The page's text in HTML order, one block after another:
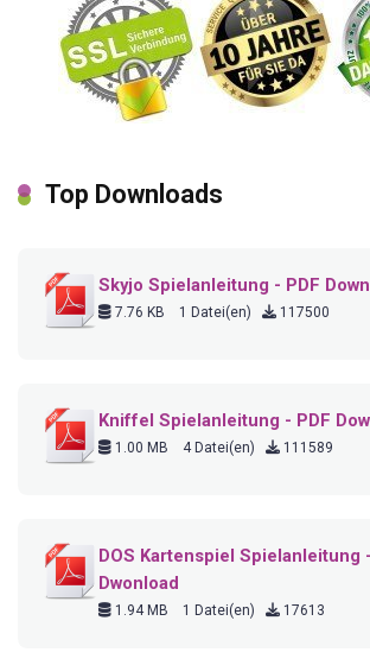
Top Downloads
Skyjo Spielanleitung - PDF
7.76 KB 1 Datei(en) 117500
Kniffel Spielanleitung - PDF
1.00 MB 4 Datei(en) 111589
DOS Kartenspiel Spielanleitung
Dwonload
1.94 MB 1 Datei(en) 17613